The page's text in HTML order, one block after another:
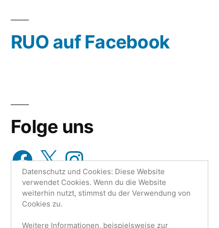
aus…
RUO auf Facebook
Folge uns
Facebook
X Instagram
Datenschutz und Cookies: Diese Website
verwendet Cookies. Wenn du die Website
weiterhin nutzt, stimmst du der Verwendung von
Cookies zu.
Weitere Informationen, beispielsweise zur